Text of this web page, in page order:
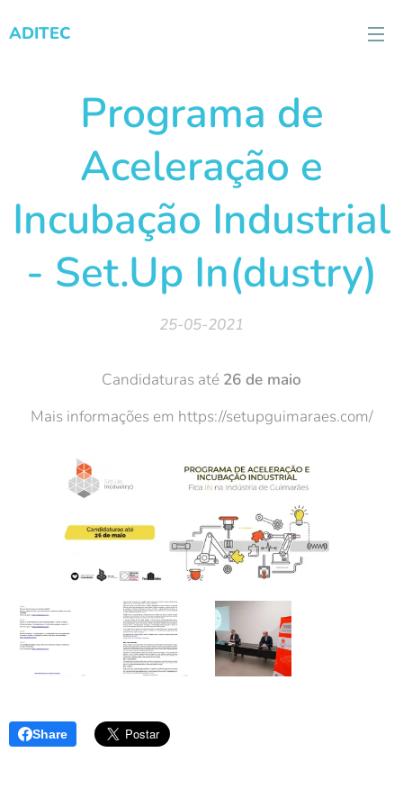
ADITEC
Programa de
Aceleração e
Incubação Industrial
- Set.Up In(dustry)
25-05-2021
Candidaturas até 26 de maio
Mais informações em https://setupguimaraes.com/
Share